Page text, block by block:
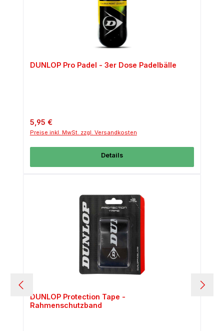
DUNLOP Pro Padel - 3er Dose Padelbälle
Regulärer Preis:
5,95 €
Preise inkl. MwSt. zzgl. Versandkosten
Details
DUNLOP Protection Tape -
Rahmenschutzband